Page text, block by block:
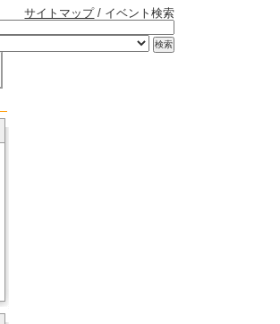
サイトマップ/ イベント検索